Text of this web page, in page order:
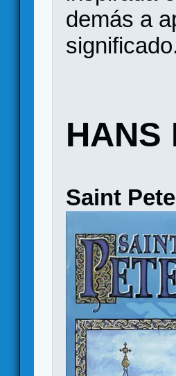
demás a
HANS
Saint